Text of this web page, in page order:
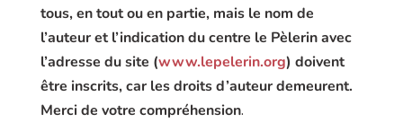
tous, en tout ou en partie, mais le nom de
l’auteur et l’indication du centre le Pèlerin avec
l’adresse du site (www.lepelerin.org) doivent
être inscrits, car les droits d’auteur demeurent.
Merci de votre compréhension.